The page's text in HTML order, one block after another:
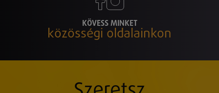
KÖVESS MINKET
közösségi oldalainkon